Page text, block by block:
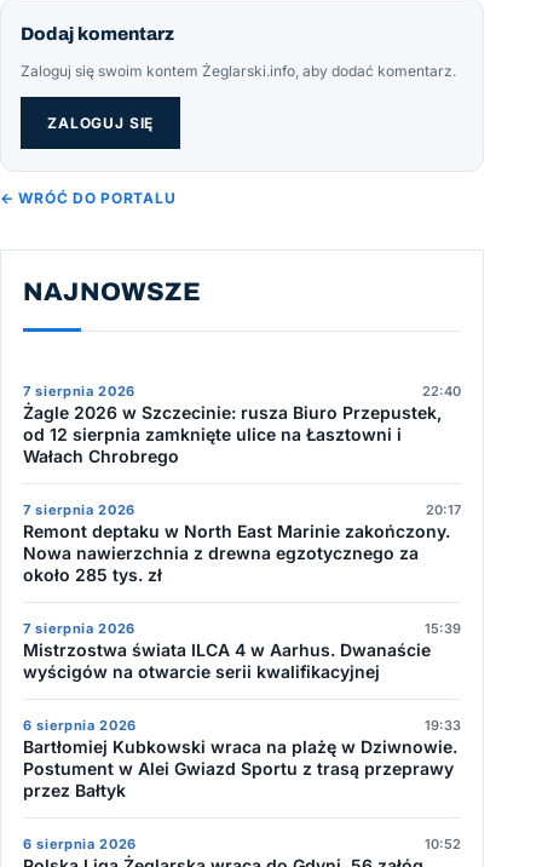
Dodaj komentarz
Zaloguj się swoim kontem Żeglarski.info, aby dodać komentarz.
ZALOGUJ SIĘ
← WRÓĆ DO PORTALU
NAJNOWSZE
7 sierpnia 2026 22:40
Żagle 2026 w Szczecinie: rusza Biuro Przepustek,
od 12 sierpnia zamknięte ulice na Łasztowni i
Wałach Chrobrego
7 sierpnia 2026 20:17
Remont deptaku w North East Marinie zakończony.
Nowa nawierzchnia z drewna egzotycznego za
około 285 tys. zł
7 sierpnia 2026 15:39
Mistrzostwa świata ILCA 4 w Aarhus. Dwanaście
wyścigów na otwarcie serii kwalifikacyjnej
6 sierpnia 2026 19:33
Bartłomiej Kubkowski wraca na plażę w Dziwnowie.
Postument w Alei Gwiazd Sportu z trasą przeprawy
przez Bałtyk
6 sierpnia 2026 10:52